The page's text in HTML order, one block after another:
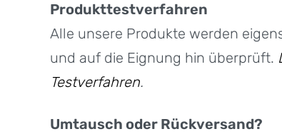
Produkttestverfahren
Alle unsere Produkte werden
und auf die Eignung hin überprüft.
Testverfahren.
Umtausch oder Rückversand?